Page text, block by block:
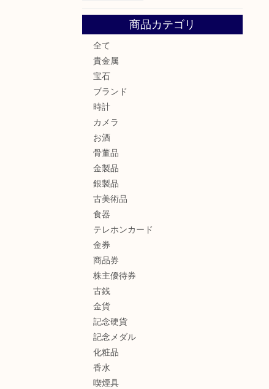
商品カテゴリ
全て
貴金属
宝石
ブランド
時計
カメラ
お酒
骨董品
金製品
銀製品
古美術品
食器
テレホンカード
金券
商品券
株主優待券
古銭
金貨
記念硬貨
記念メダル
化粧品
香水
喫煙具